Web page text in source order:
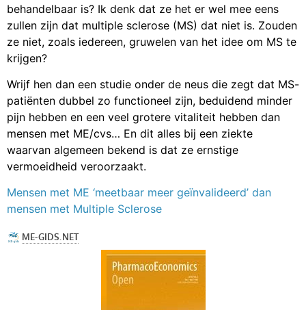
behandelbaar is? Ik denk dat ze het er wel mee eens
zullen zijn dat multiple sclerose (MS) dat niet is. Zouden
ze niet, zoals iedereen, gruwelen van het idee om MS te
krijgen?
Wrijf hen dan een studie onder de neus die zegt dat MS-
patiënten dubbel zo functioneel zijn, beduidend minder
pijn hebben en een veel grotere vitaliteit hebben dan
mensen met ME/cvs… En dit alles bij een ziekte
waarvan algemeen bekend is dat ze ernstige
vermoeidheid veroorzaakt.
Mensen met ME ‘meetbaar meer geïnvalideerd’ dan
mensen met Multiple Sclerose